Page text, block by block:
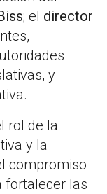
; el director
y
rol de la
y la
compromiso
fortalecer las